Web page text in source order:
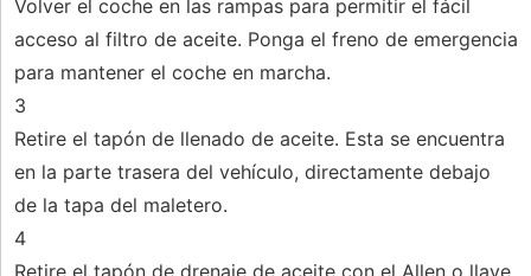
Volver el coche en las rampas para permitir el fácil
acceso al filtro de aceite. Ponga el freno de emergencia
para mantener el coche en marcha.
3
Retire el tapón de llenado de aceite. Esta se encuentra
en la parte trasera del vehículo, directamente debajo
de la tapa del maletero.
4
Retire el tapón de drenaje de aceite con el Allen o llave